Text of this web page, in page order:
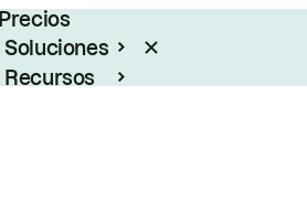
Precios
Soluciones
Recursos